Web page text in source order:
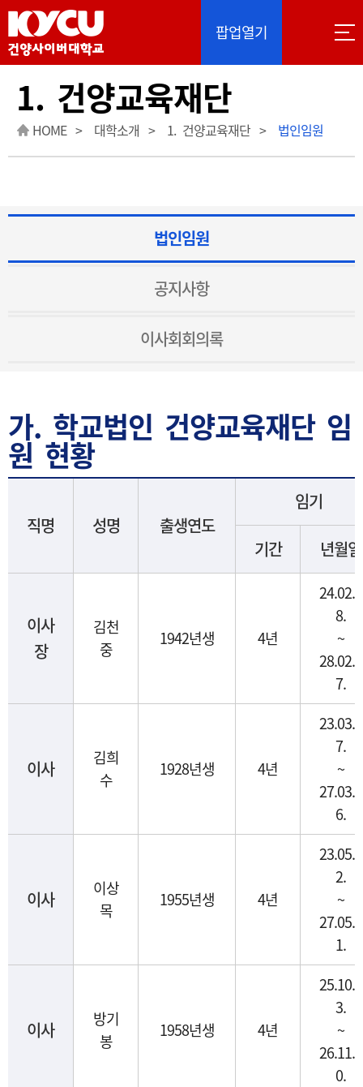
이 사이트는 Google 자동 번역을 제공합니다. 번역
팝업열기
1. 건양교육재단
HOME 대학소개 1. 건양교육재단 법인임원
법인임원
공지사항
이사회회의록
가. 학교법인 건양교육재단 임
원 현황
직명 성명 출생연도
임기
기간 년월일
이사
장
김천
중
1942년생 4년
24.02.2
8.
~
28.02.2
7.
이사
김희
수
1928년생 4년
23.03.0
7.
~
27.03.0
6.
이사
이상
목
1955년생 4년
23.05.0
2.
~
27.05.0
1.
이사
방기
봉
1958년생 4년
25.10.1
3.
~
26.11.2
0.